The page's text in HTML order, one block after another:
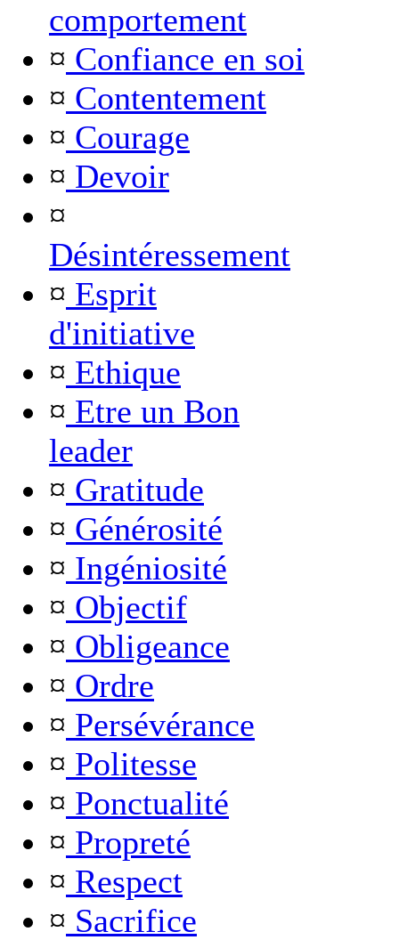
comportement
¤ Confiance en soi
¤ Contentement
¤ Courage
¤ Devoir
¤
Désintéressement
¤ Esprit
d'initiative
¤ Ethique
¤ Etre un Bon
leader
¤ Gratitude
¤ Générosité
¤ Ingéniosité
¤ Objectif
¤ Obligeance
¤ Ordre
¤ Persévérance
¤ Politesse
¤ Ponctualité
¤ Propreté
¤ Respect
¤ Sacrifice